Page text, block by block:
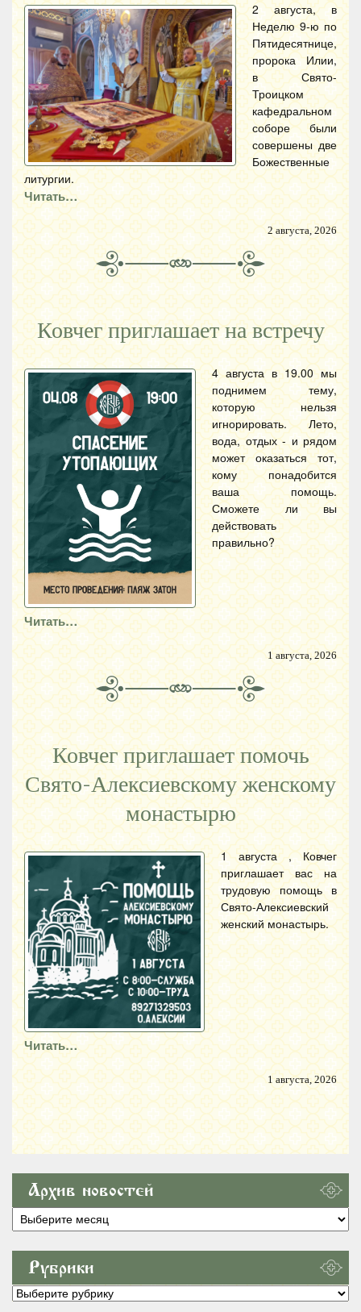
2 августа, в
Неделю 9-ю по
Пятидесятнице,
пророка Илии,
в Свято-
Троицком
кафедральном
соборе были
совершены две
Божественные
литургии.
Читать…
2 августа, 2026
Ковчег приглашает на встречу
4 августа в 19.00 мы
поднимем тему,
которую нельзя
игнорировать. Лето,
вода, отдых - и рядом
может оказаться тот,
кому понадобится
ваша помощь.
Сможете ли вы
действовать
правильно?
Читать…
1 августа, 2026
Ковчег приглашает помочь
Свято-Алексиевскому женскому
монастырю
1 августа , Ковчег
приглашает вас на
трудовую помощь в
Свято-Алексиевский
женский монастырь.
Читать…
1 августа, 2026
Архив новостей
Архив
новостей
Рубрики
Рубрики